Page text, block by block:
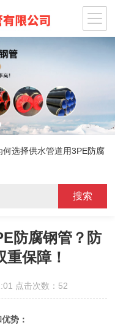
何选择供水管道用3PE防腐
防腐钢管？防
保障！
点击次数：52
势：